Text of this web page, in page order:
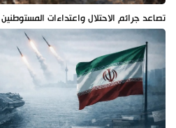
تصاعد جرائم الاحتلال واعتداءات المستوطنين